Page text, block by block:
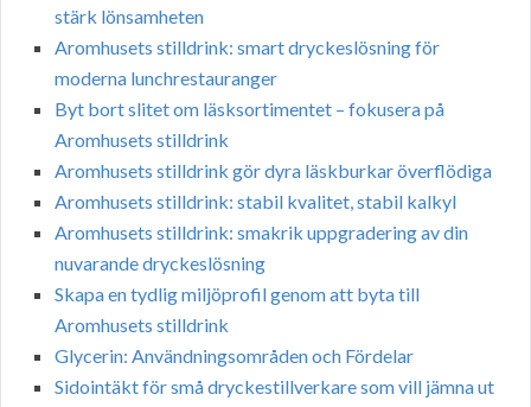
stärk lönsamheten
Aromhusets stilldrink: smart dryckeslösning för
moderna lunchrestauranger
Byt bort slitet om läsksortimentet – fokusera på
Aromhusets stilldrink
Aromhusets stilldrink gör dyra läskburkar överflödiga
Aromhusets stilldrink: stabil kvalitet, stabil kalkyl
Aromhusets stilldrink: smakrik uppgradering av din
nuvarande dryckeslösning
Skapa en tydlig miljöprofil genom att byta till
Aromhusets stilldrink
Glycerin: Användningsområden och Fördelar
Sidointäkt för små dryckestillverkare som vill jämna ut